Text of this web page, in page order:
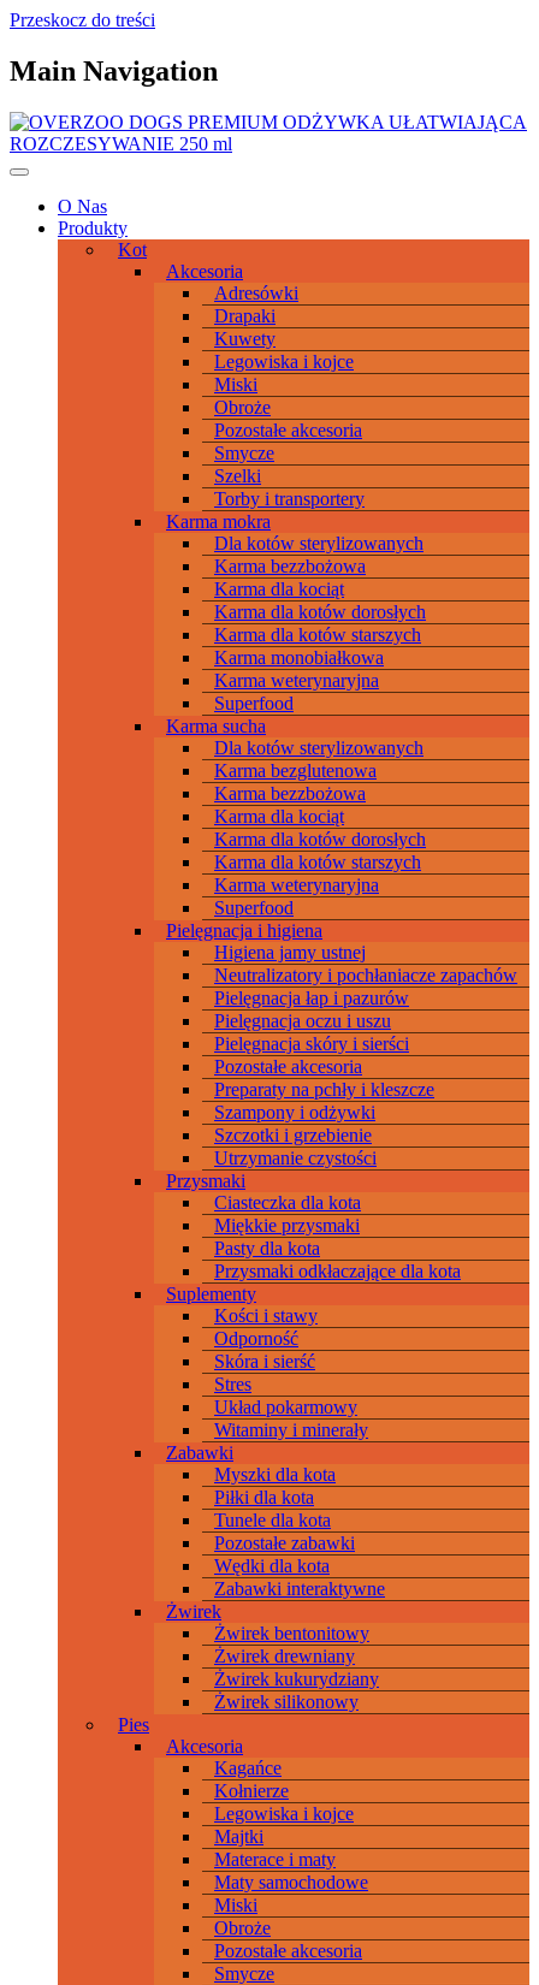
Przeskocz do treści
Main Navigation
O Nas
Produkty
Kot
Akcesoria
Adresówki
Drapaki
Kuwety
Legowiska i kojce
Miski
Obroże
Pozostałe akcesoria
Smycze
Szelki
Torby i transportery
Karma mokra
Dla kotów sterylizowanych
Karma bezzbożowa
Karma dla kociąt
Karma dla kotów dorosłych
Karma dla kotów starszych
Karma monobiałkowa
Karma weterynaryjna
Superfood
Karma sucha
Dla kotów sterylizowanych
Karma bezglutenowa
Karma bezzbożowa
Karma dla kociąt
Karma dla kotów dorosłych
Karma dla kotów starszych
Karma weterynaryjna
Superfood
Pielęgnacja i higiena
Higiena jamy ustnej
Neutralizatory i pochłaniacze zapachów
Pielęgnacja łap i pazurów
Pielęgnacja oczu i uszu
Pielęgnacja skóry i sierści
Pozostałe akcesoria
Preparaty na pchły i kleszcze
Szampony i odżywki
Szczotki i grzebienie
Utrzymanie czystości
Przysmaki
Ciasteczka dla kota
Miękkie przysmaki
Pasty dla kota
Przysmaki odkłaczające dla kota
Suplementy
Kości i stawy
Odporność
Skóra i sierść
Stres
Układ pokarmowy
Witaminy i minerały
Zabawki
Myszki dla kota
Piłki dla kota
Tunele dla kota
Pozostałe zabawki
Wędki dla kota
Zabawki interaktywne
Żwirek
Żwirek bentonitowy
Żwirek drewniany
Żwirek kukurydziany
Żwirek silikonowy
Pies
Akcesoria
Kagańce
Kołnierze
Legowiska i kojce
Majtki
Materace i maty
Maty samochodowe
Miski
Obroże
Pozostałe akcesoria
Smycze